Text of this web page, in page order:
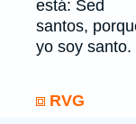
está: Sed
santos,
yo soy santo.
RVG